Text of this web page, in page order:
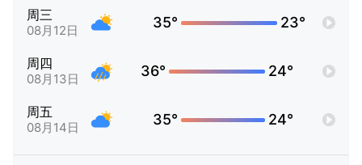
周三
08月12日 35° 23°
周四
08月13日 36° 24°
周五
08月14日 35° 24°